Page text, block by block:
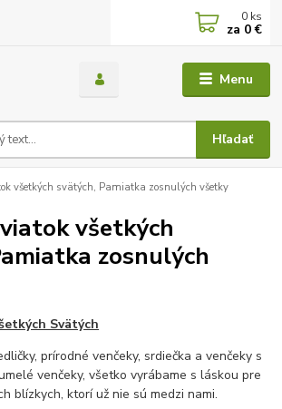
Menu
Hľadať
0 ks
za 0 €
všetkých svätých, Pamiatka zosnulých všetky
všetkých
zosnulých
Svätých
prírodné venčeky, srdiečka a venčeky s
venčeky, všetko vyrábame s láskou pre
blízkych, ktorí už nie sú medzi nami.